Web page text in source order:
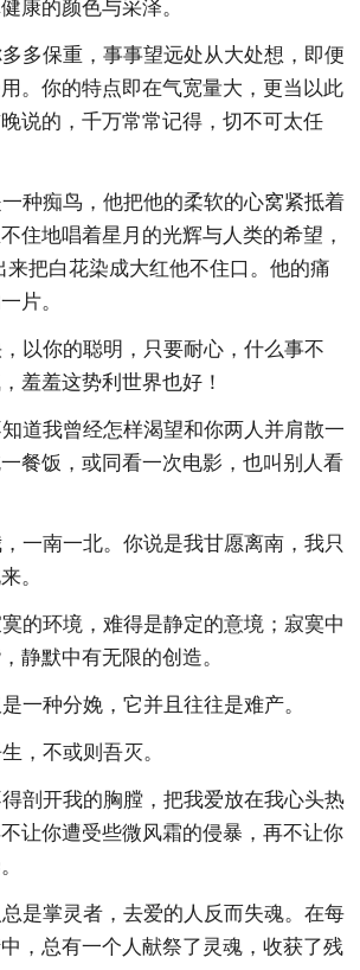
康的颜色与采泽。
多保重，事事望远处从大处想，即便
。你的特点即在气宽量大，更当以此
说的，千万常常记得，切不可太任
种痴鸟，他把他的柔软的心窝紧抵着
住地唱着星月的光辉与人类的希望，
来把白花染成大红他不住口。他的痛
片。
以你的聪明，只要耐心，什么事不
羞羞这势利世界也好！
道我曾经怎样渴望和你两人并肩散一
餐饭，或同看一次电影，也叫别人看
一南一北。你说是我甘愿离南，我只
。
的环境，难得是静定的意境；寂寞中
静默中有无限的创造。
一种分娩，它并且往往是难产。
，不或则吾灭。
剖开我的胸膛，把我爱放在我心头热
让你遭受些微风霜的侵暴，再不让你
是掌灵者，去爱的人反而失魂。在每
，总有一个人献祭了灵魂，收获了残